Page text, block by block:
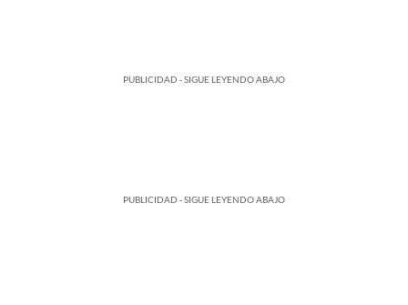
PUBLICIDAD - SIGUE LEYENDO ABAJO
PUBLICIDAD - SIGUE LEYENDO ABAJO